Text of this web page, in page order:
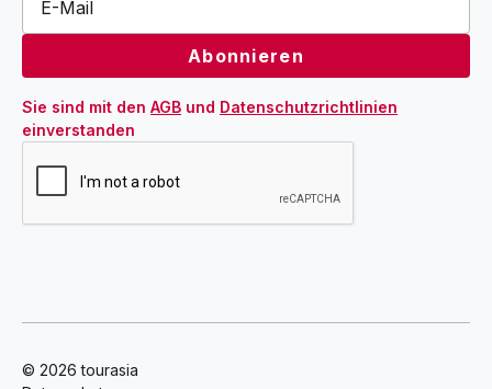
Sie sind mit den AGB und Datenschutzrichtlinien
einverstanden
© 2026 tourasia